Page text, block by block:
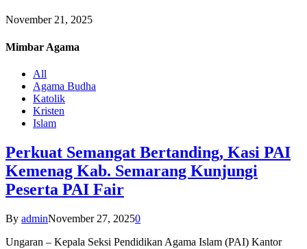
November 21, 2025
Mimbar Agama
All
Agama Budha
Katolik
Kristen
Islam
Perkuat Semangat Bertanding, Kasi PAI
Kemenag Kab. Semarang Kunjungi
Peserta PAI Fair
By adminNovember 27, 20250
Ungaran – Kepala Seksi Pendidikan Agama Islam (PAI) Kantor